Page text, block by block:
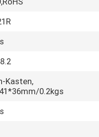
Kasten,
0.2kgs